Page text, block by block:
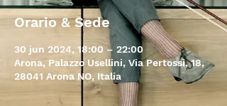
Orario & Sede
30 jun 2024, 18:00 – 22:00
Arona, Palazzo Usellini, Via Pertossi, 18,
28041 Arona NO, Italia